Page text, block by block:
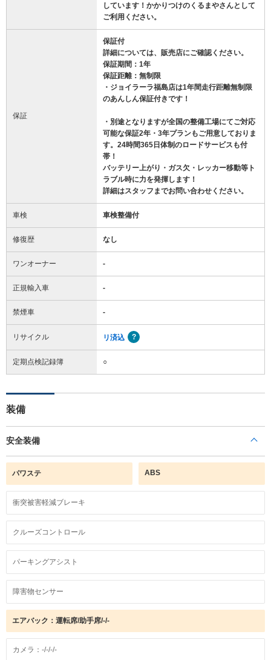
しています！かかりつけのくるまやさんとして
ご利用ください。
保証
保証付
詳細については、販売店にご確認ください。
保証期間：1年
保証距離：無制限
・ジョイラーラ福島店は1年間走行距離無制限
のあんしん保証付きです！
・別途となりますが全国の整備工場にてご対応
可能な保証2年・3年プランもご用意しておりま
す。24時間365日体制のロードサービスも付
帯！
バッテリー上がり・ガス欠・レッカー移動等ト
ラブル時に力を発揮します！
詳細はスタッフまでお問い合わせください。
車検 車検整備付
修復歴 なし
ワンオーナー -
正規輸入車 -
禁煙車 -
リサイクル リ済込
定期点検記録簿 ○
装備
安全装備
パワステ ABS
衝突被害軽減ブレーキ
クルーズコントロール
パーキングアシスト
障害物センサー
エアバック：運転席/助手席/-/-
カメラ：-/-/-/-